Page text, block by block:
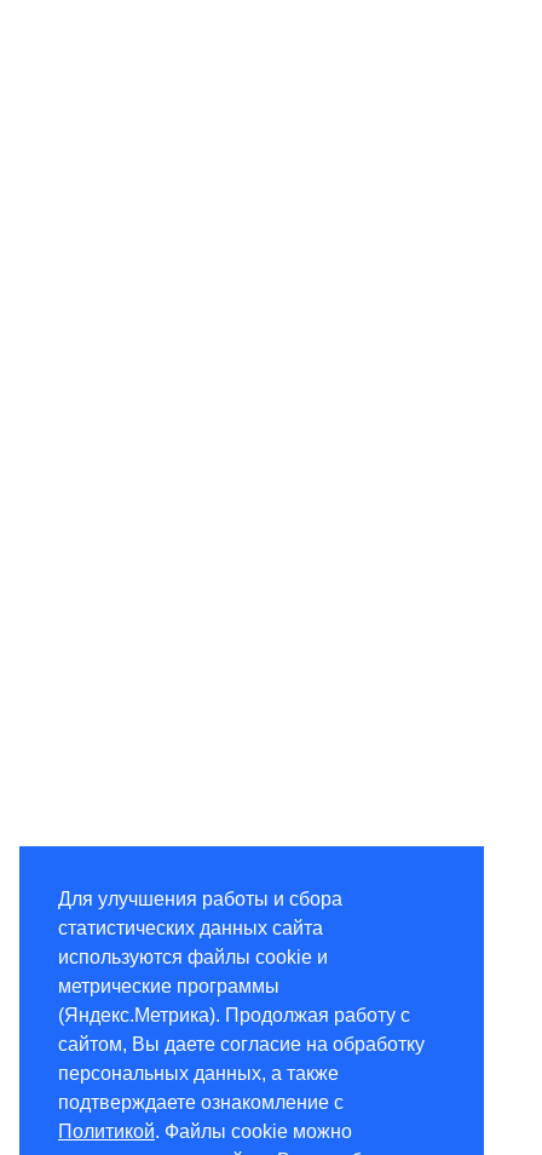
Для улучшения работы и сбора
статистических данных сайта
используются файлы cookie и
метрические программы
(Яндекс.Метрика). Продолжая работу с
сайтом, Вы даете согласие на обработку
персональных данных, а также
подтверждаете ознакомление с
Политикой. Файлы cookie можно